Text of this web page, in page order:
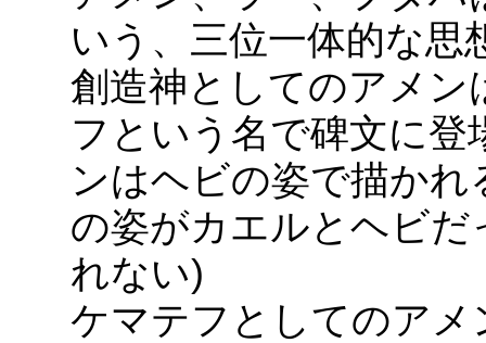
いう、三位一体的な思
創造神としてのアメ
フという名で碑文に
ンはヘビの姿で描か
の姿がカエルとヘビ
れない)
ケマテフとしてのアメ